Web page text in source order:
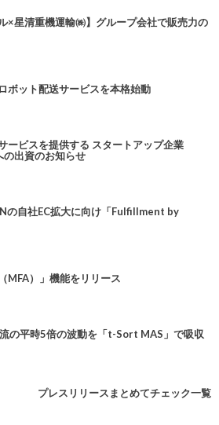
×星清重機運輸㈱】グループ会社で販売力の
ボット配送サービスを本格始動
ービスを提供する スタートアップ企業
の出資のお知らせ
の自社EC拡大に向け「Fulfillment by
MFA）」機能をリリース
の平時5倍の波動を「t-Sort MAS」で吸収
プレスリリースまとめてチェック一覧